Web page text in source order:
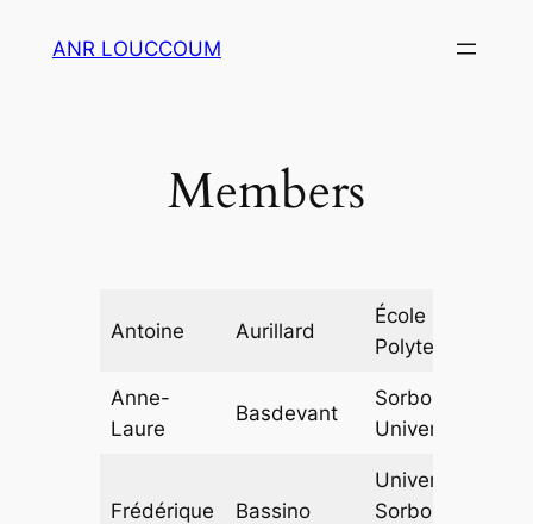
ANR LOUCCOUM
Members
Antoine Aurillard
École
Polytechnique
Anne-
Laure
Basdevant
Sorbonne
Université
Frédérique Bassino
Université
Sorbonne